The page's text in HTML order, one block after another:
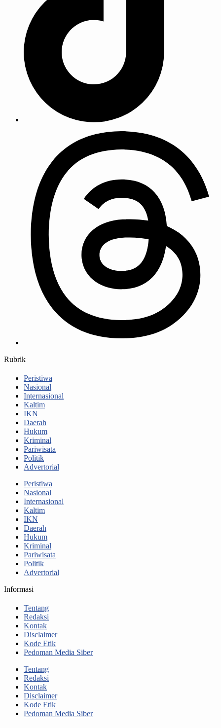
Rubrik
Peristiwa
Nasional
Internasional
Kaltim
IKN
Daerah
Hukum
Kriminal
Pariwisata
Politik
Advertorial
Peristiwa
Nasional
Internasional
Kaltim
IKN
Daerah
Hukum
Kriminal
Pariwisata
Politik
Advertorial
Informasi
Tentang
Redaksi
Kontak
Disclaimer
Kode Etik
Pedoman Media Siber
Tentang
Redaksi
Kontak
Disclaimer
Kode Etik
Pedoman Media Siber